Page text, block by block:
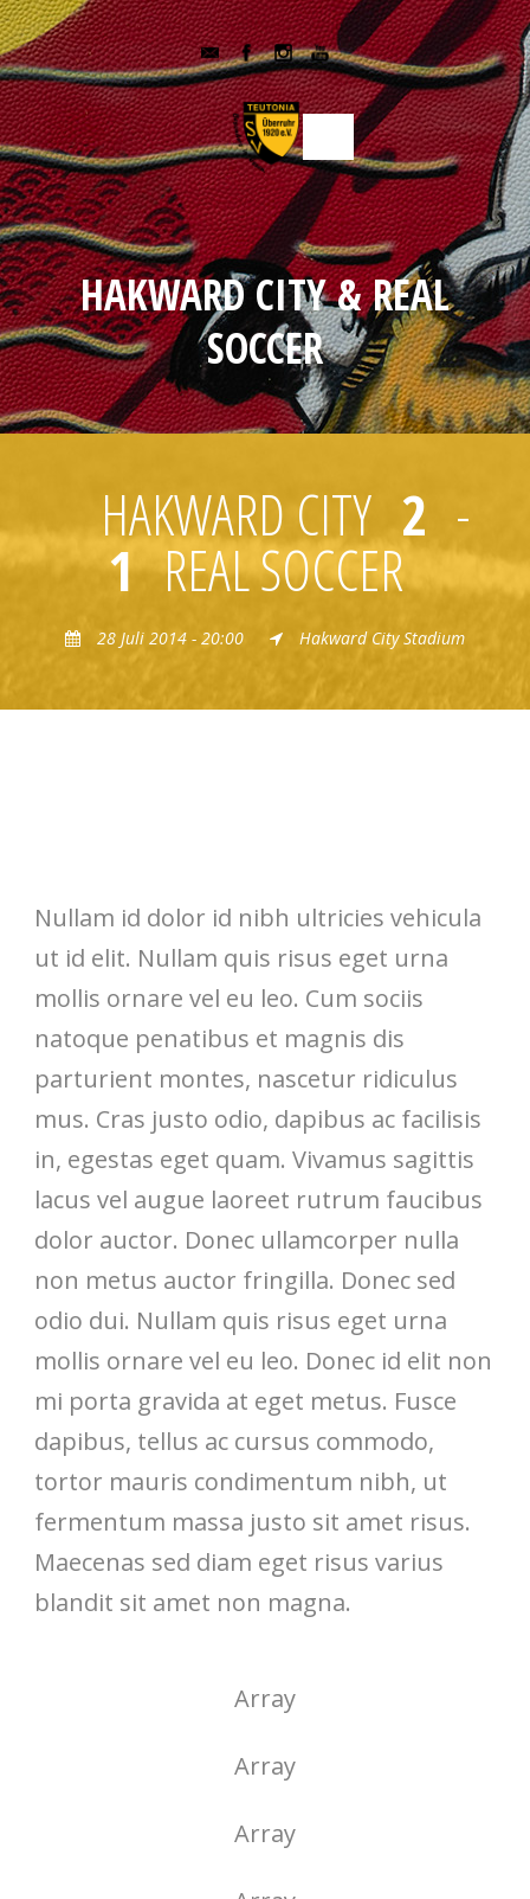
HAKWARD CITY & REAL
SOCCER
HAKWARD CITY 2 -
1 REAL SOCCER
28 Juli 2014 - 20:00 Hakward City Stadium
Nullam id dolor id nibh ultricies vehicula
ut id elit. Nullam quis risus eget urna
mollis ornare vel eu leo. Cum sociis
natoque penatibus et magnis dis
parturient montes, nascetur ridiculus
mus. Cras justo odio, dapibus ac facilisis
in, egestas eget quam. Vivamus sagittis
lacus vel augue laoreet rutrum faucibus
dolor auctor. Donec ullamcorper nulla
non metus auctor fringilla. Donec sed
odio dui. Nullam quis risus eget urna
mollis ornare vel eu leo. Donec id elit non
mi porta gravida at eget metus. Fusce
dapibus, tellus ac cursus commodo,
tortor mauris condimentum nibh, ut
fermentum massa justo sit amet risus.
Maecenas sed diam eget risus varius
blandit sit amet non magna.
Array
Array
Array